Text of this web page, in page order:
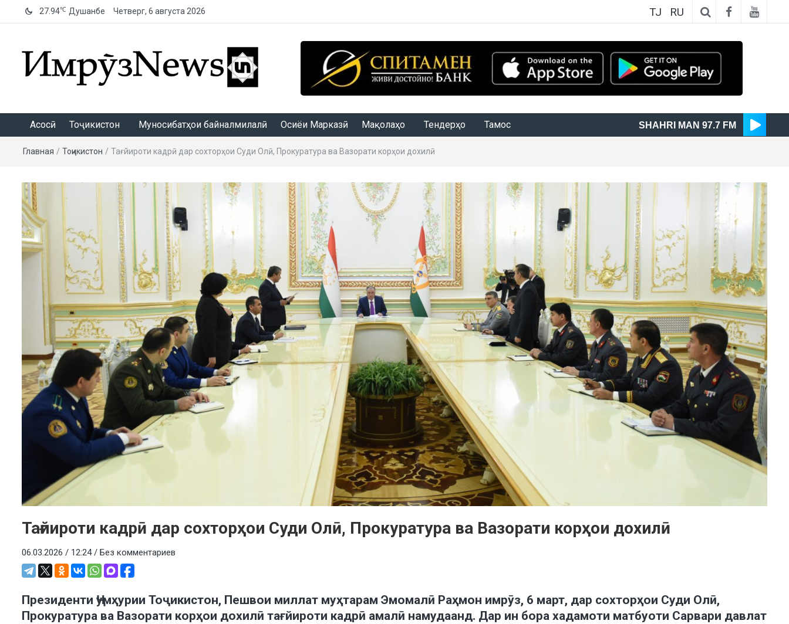
27.94℃ Душанбе Четверг, 6 августа 2026 TJ RU
Асосӣ Тоҷикистон Муносибатҳои байналмилалӣ Осиёи Марказӣ Мақолаҳо Тендерҳо Тамос SHAHRI MAN 97.7 FM
Главная / Тоҷикистон / Тағйироти кадрӣ дар сохторҳои Суди Олӣ, Прокуратура ва Вазорати корҳои дохилӣ
Тағйироти кадрӣ дар сохторҳои Суди Олӣ, Прокуратура ва Вазорати корҳои дохилӣ
06.03.2026 / 12:24 / Без комментариев
Президенти Ҷумҳурии Тоҷикистон, Пешвои миллат муҳтарам Эмомалӣ Раҳмон имрӯз, 6 март, дар сохторҳои Суди Олӣ,
Прокуратура ва Вазорати корҳои дохилӣ тағйироти кадрӣ амалӣ намудаанд. Дар ин бора хадамоти матбуоти Сарвари давлат